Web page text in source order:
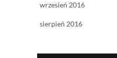
wrzesień 2016
sierpień 2016